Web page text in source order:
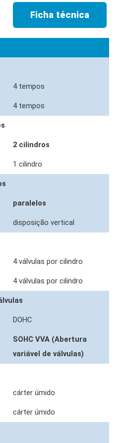
Ficha técnica
4 tempos
4 tempos
2 cilindros
1 cilindro
paralelos
disposição vertical
4 válvulas por cilindro
4 válvulas por cilindro
DOHC
SOHC VVA (Abertura
variável de válvulas)
cárter úmido
cárter úmido